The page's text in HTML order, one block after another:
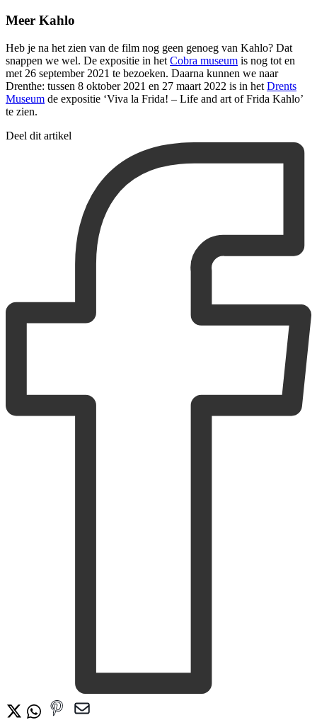
Meer Kahlo
Heb je na het zien van de film nog geen genoeg van Kahlo? Dat
snappen we wel. De expositie in het Cobra museum is nog tot en
met 26 september 2021 te bezoeken. Daarna kunnen we naar
Drenthe: tussen 8 oktober 2021 en 27 maart 2022 is in het Drents
Museum de expositie ‘Viva la Frida! – Life and art of Frida Kahlo’
te zien.
Deel dit artikel